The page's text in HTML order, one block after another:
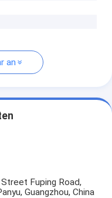
an
Fuping Road,
Guangzhou, China